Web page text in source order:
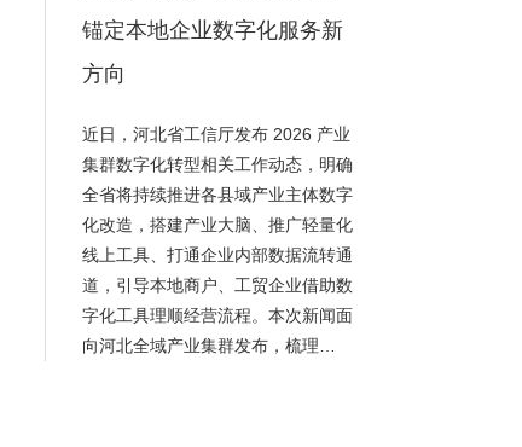
锚定本地企业数字化服务新
方向
近日，河北省工信厅发布 2026 产业
集群数字化转型相关工作动态，明确
全省将持续推进各县域产业主体数字
化改造，搭建产业大脑、推广轻量化
线上工具、打通企业内部数据流转通
道，引导本地商户、工贸企业借助数
字化工具理顺经营流程。本次新闻面
向河北全域产业集群发布，梳理…